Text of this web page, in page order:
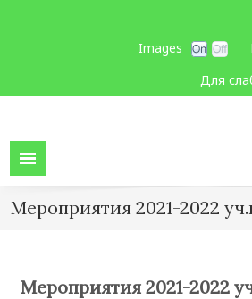
Images
Для
Мероприятия 2021-2022
Мероприятия 2021-2022